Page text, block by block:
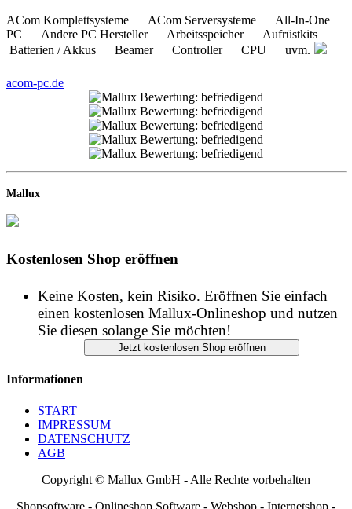
ACom Komplettsysteme ACom Serversysteme All-In-One
PC Andere PC Hersteller Arbeitsspeicher Aufrüstkits
Batterien / Akkus Beamer Controller CPU uvm.
acom-pc.de
Mallux
Kostenlosen Shop eröffnen
Keine Kosten, kein Risiko. Eröffnen Sie einfach
einen kostenlosen Mallux-Onlineshop und nutzen
Sie diesen solange Sie möchten!
Informationen
START
IMPRESSUM
DATENSCHUTZ
AGB
Copyright © Mallux GmbH - Alle Rechte vorbehalten
Shopsoftware - Onlineshop Software - Webshop - Internetshop -